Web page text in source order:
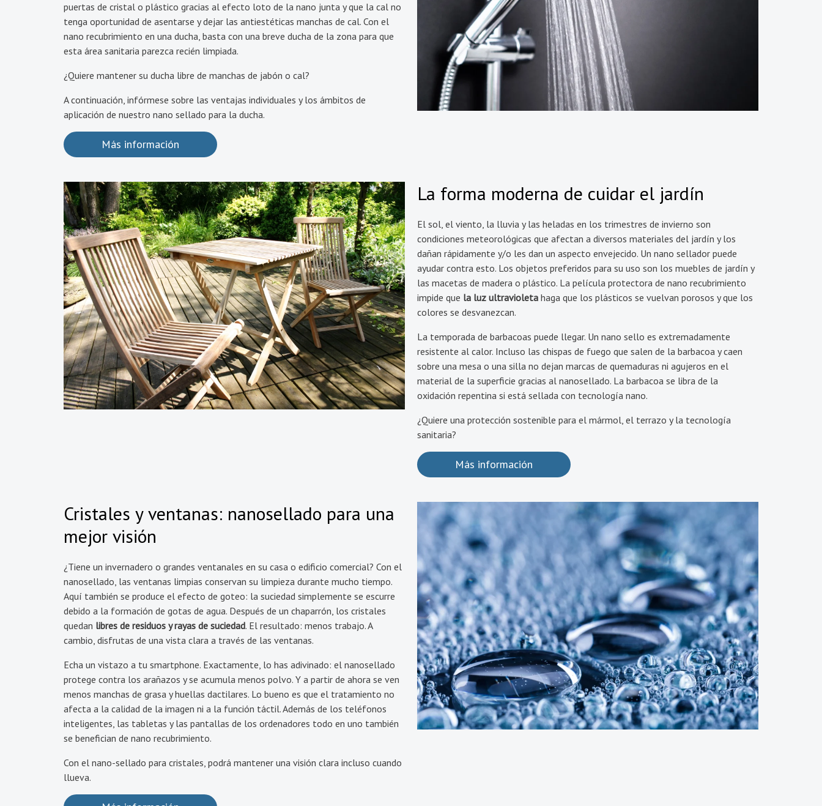
puertas de cristal o plástico gracias al efecto loto de la nano junta y que la cal no
tenga oportunidad de asentarse y dejar las antiestéticas manchas de cal. Con el
nano recubrimiento en una ducha, basta con una breve ducha de la zona para que
esta área sanitaria parezca recién limpiada.
¿Quiere mantener su ducha libre de manchas de jabón o cal?
A continuación, infórmese sobre las ventajas individuales y los ámbitos de
aplicación de nuestro nano sellado para la ducha.
Más información
La forma moderna de cuidar el jardín
El sol, el viento, la lluvia y las heladas en los trimestres de invierno son
condiciones meteorológicas que afectan a diversos materiales del jardín y los
dañan rápidamente y/o les dan un aspecto envejecido. Un nano sellador puede
ayudar contra esto. Los objetos preferidos para su uso son los muebles de jardín y
las macetas de madera o plástico. La película protectora de nano recubrimiento
impide que la luz ultravioleta haga que los plásticos se vuelvan porosos y que los
colores se desvanezcan.
La temporada de barbacoas puede llegar. Un nano sello es extremadamente
resistente al calor. Incluso las chispas de fuego que salen de la barbacoa y caen
sobre una mesa o una silla no dejan marcas de quemaduras ni agujeros en el
material de la superficie gracias al nanosellado. La barbacoa se libra de la
oxidación repentina si está sellada con tecnología nano.
¿Quiere una protección sostenible para el mármol, el terrazo y la tecnología
sanitaria?
Más información
Cristales y ventanas: nanosellado para una
mejor visión
¿Tiene un invernadero o grandes ventanales en su casa o edificio comercial? Con el
nanosellado, las ventanas limpias conservan su limpieza durante mucho tiempo.
Aquí también se produce el efecto de goteo: la suciedad simplemente se escurre
debido a la formación de gotas de agua. Después de un chaparrón, los cristales
quedan libres de residuos y rayas de suciedad. El resultado: menos trabajo. A
cambio, disfrutas de una vista clara a través de las ventanas.
Echa un vistazo a tu smartphone. Exactamente, lo has adivinado: el nanosellado
protege contra los arañazos y se acumula menos polvo. Y a partir de ahora se ven
menos manchas de grasa y huellas dactilares. Lo bueno es que el tratamiento no
afecta a la calidad de la imagen ni a la función táctil. Además de los teléfonos
inteligentes, las tabletas y las pantallas de los ordenadores todo en uno también
se benefician de nano recubrimiento.
Con el nano-sellado para cristales, podrá mantener una visión clara incluso cuando
llueva.